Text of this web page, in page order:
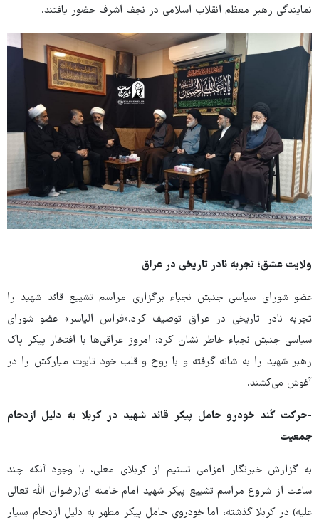
نمایندگی رهبر معظم انقلاب اسلامی در نجف اشرف‌ حضور یافتند.
ولایت عشق؛ تجربه نادر تاریخی در عراق
عضو شورای سیاسی جنبش نجباء برگزاری مراسم تشییع قائد شهید را
تجربه نادر تاریخی در عراق توصیف کرد.«فراس الیاسر» عضو شورای
سیاسی جنبش نجباء خاطر نشان کرد: امروز عراقی‌ها با افتخار پیکر پاک
رهبر شهید را به شانه گرفته و با روح و قلب خود تابوت مبارکش را در
آغوش می‌کشند.
-حرکت کُند خودرو حامل پیکر قائد شهید در کربلا به دلیل ازدحام
جمعیت
به گزارش خبرنگار اعزامی تسنیم از کربلای معلی،‌ با وجود آنکه چند
ساعت از شروع مراسم تشییع پیکر شهید امام خامنه ای(رضوان الله تعالی
علیه) در کربلا گذشته، اما خودروی حامل پیکر مطهر به دلیل ازدحام بسیار